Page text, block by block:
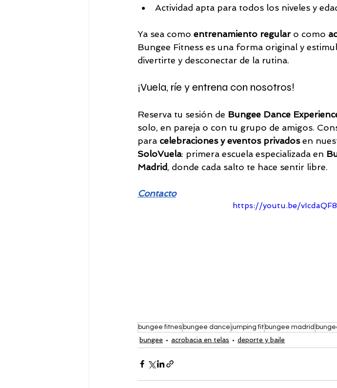
Actividad apta para todos los niveles y
Ya sea como entrenamiento regular o como
Bungee Fitness es una forma original y
divertirte y desconectar de la rutina.
¡Vuela, ríe y entrena con nosotros!
Reserva tu sesión de Bungee Dance
solo, en pareja o con tu grupo de amigos.
para celebraciones y eventos privados en
SoloVuela: primera escuela especializada en
Madrid, donde cada salto te hace sentir libre.
Contacto
https://youtu.be/
bungee fitnes bungee dance jumping fit bungee madrid
bungee acrobacia en telas deporte y baile